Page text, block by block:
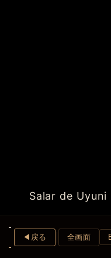
Salar de
◀︎戻る 全画面